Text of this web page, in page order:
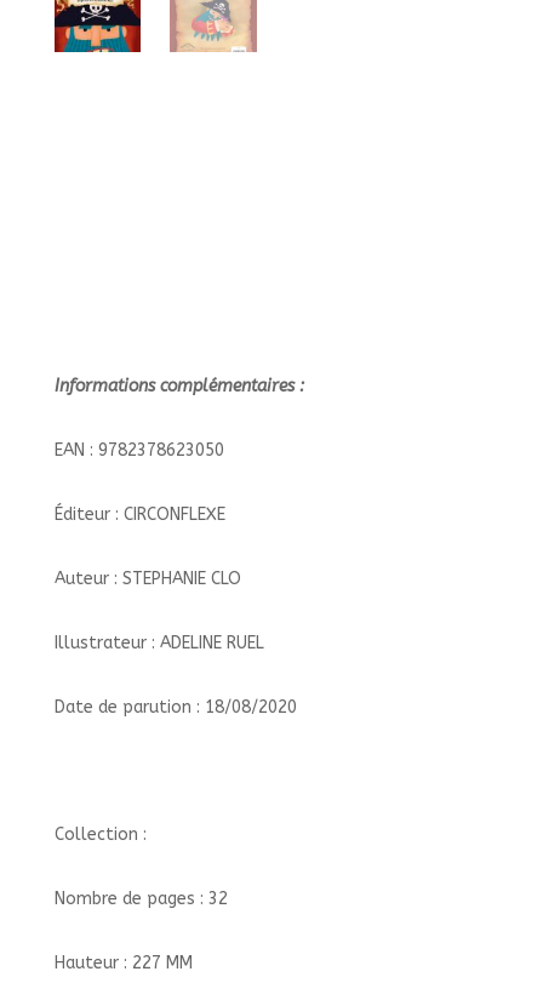
Informations complémentaires :
EAN : 9782378623050
Éditeur : CIRCONFLEXE
Auteur : STEPHANIE CLO
Illustrateur : ADELINE RUEL
Date de parution : 18/08/2020
Collection :
Nombre de pages : 32
Hauteur : 227 MM